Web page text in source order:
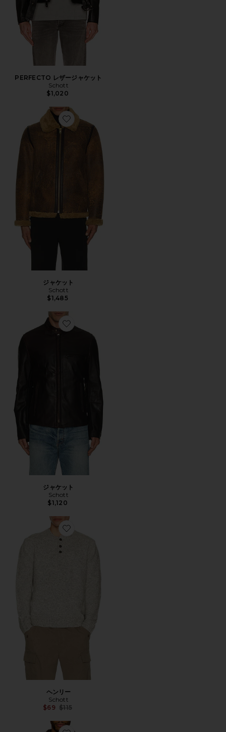
PERFECTO レザージャケット
Schott
$1,020
Favorite ジャケット
ジャケット
Schott
$1,485
Favorite ジャケット
ジャケット
Schott
$1,120
Favorite ヘンリー
ヘンリー
Schott
$69 Previous price:
$115